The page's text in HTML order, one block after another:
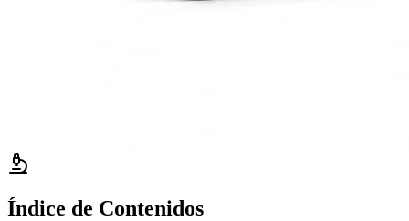
Índice de Contenidos